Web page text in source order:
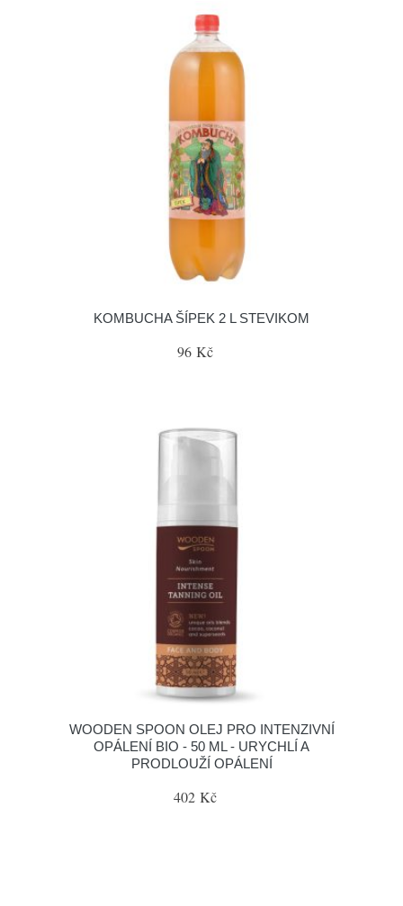
KOMBUCHA ŠÍPEK 2 L STEVIKOM
96 Kč
WOODEN SPOON OLEJ PRO INTENZIVNÍ
OPÁLENÍ BIO - 50 ML - URYCHLÍ A
PRODLOUŽÍ OPÁLENÍ
402 Kč